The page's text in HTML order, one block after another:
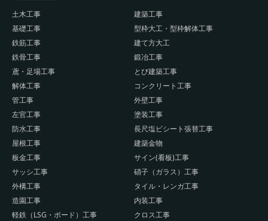
土木工事
建築工事
基礎工事
型枠大工・型枠解体工事
鉄筋工事
建て方大工
鉄骨工事
鍛冶工事
鳶・足場工事
とび建築工事
解体工事
コンクリート工事
管工事
外壁工事
左官工事
塗装工事
防水工事
長尺塩ビシート張替工事
屋根工事
建築金物
板金工事
サイン(看板)工事
サッシ工事
硝子（ガラス）工事
外構工事
タイル・レンガ工事
造園工事
内装工事
軽鉄（LSG・ボード）工事
クロス工事